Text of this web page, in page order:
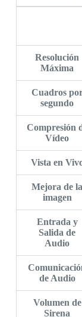
Resolución
Máxima
Cuadros
segundo
Compresión
Vídeo
Vista en
Mejora de la
imagen
Entrada y
Salida de
Audio
de Audio
Volumen de
Sirena